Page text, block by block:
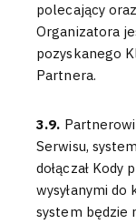
polecający
Organizatora
pozyskanego
Partnera.
3.9.
Serwisu,
dołączał
wysyłanymi
system będzie